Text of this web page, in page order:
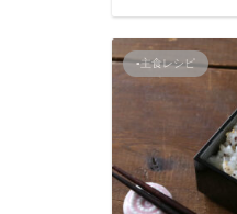
▪主食レシピ